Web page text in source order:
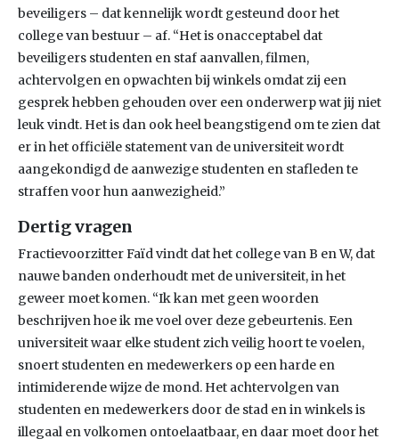
beveiligers – dat kennelijk wordt gesteund door het
college van bestuur – af. “Het is onacceptabel dat
beveiligers studenten en staf aanvallen, filmen,
achtervolgen en opwachten bij winkels omdat zij een
gesprek hebben gehouden over een onderwerp wat jij niet
leuk vindt. Het is dan ook heel beangstigend om te zien dat
er in het officiële statement van de universiteit wordt
aangekondigd de aanwezige studenten en stafleden te
straffen voor hun aanwezigheid.”
Dertig vragen
Fractievoorzitter Faïd vindt dat het college van B en W, dat
nauwe banden onderhoudt met de universiteit, in het
geweer moet komen. “Ik kan met geen woorden
beschrijven hoe ik me voel over deze gebeurtenis. Een
universiteit waar elke student zich veilig hoort te voelen,
snoert studenten en medewerkers op een harde en
intimiderende wijze de mond. Het achtervolgen van
studenten en medewerkers door de stad en in winkels is
illegaal en volkomen ontoelaatbaar, en daar moet door het